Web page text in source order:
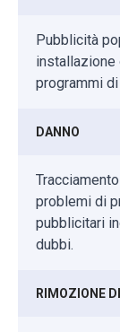
Pubblicità
installazione
programmi
DANNO
problemi di
pubblicitari
dubbi.
RIMOZIONE